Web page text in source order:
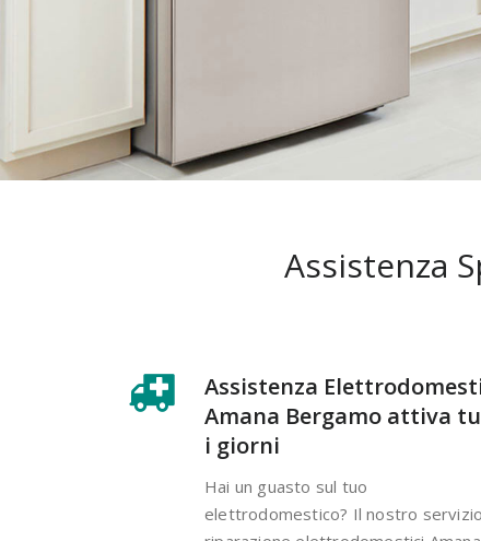
Assistenza
Assistenza
Amana Bergamo attiva
i giorni
Hai un guasto sul tuo
elettrodomestico? Il nostro